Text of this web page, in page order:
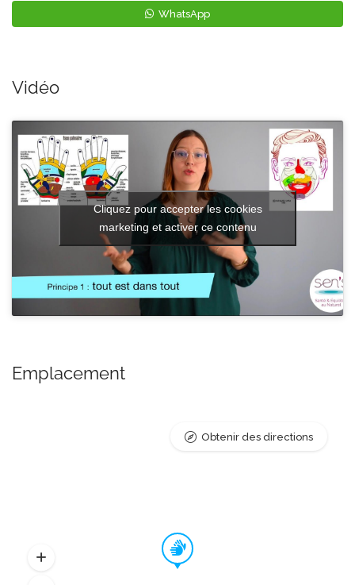
WhatsApp
Vidéo
Cliquez pour accepter les cookies
marketing et activer ce contenu
Emplacement
Obtenir des directions